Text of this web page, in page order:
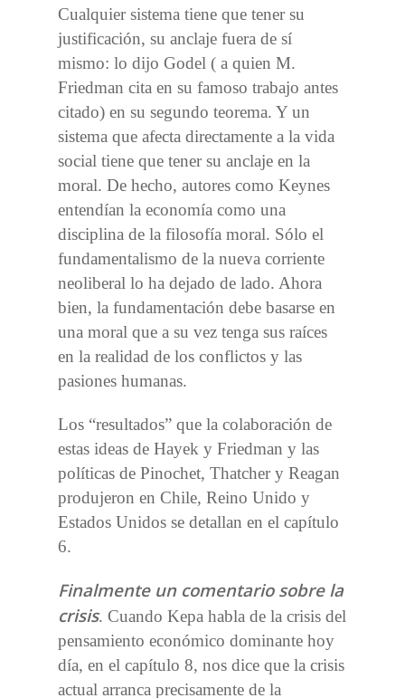
Cualquier sistema tiene que tener su
justificación, su anclaje fuera de sí
mismo: lo dijo Godel ( a quien M.
Friedman cita en su famoso trabajo antes
citado) en su segundo teorema. Y un
sistema que afecta directamente a la vida
social tiene que tener su anclaje en la
moral. De hecho, autores como Keynes
entendían la economía como una
disciplina de la filosofía moral. Sólo el
fundamentalismo de la nueva corriente
neoliberal lo ha dejado de lado. Ahora
bien, la fundamentación debe basarse en
una moral que a su vez tenga sus raíces
en la realidad de los conflictos y las
pasiones humanas.
Los “resultados” que la colaboración de
estas ideas de Hayek y Friedman y las
políticas de Pinochet, Thatcher y Reagan
produjeron en Chile, Reino Unido y
Estados Unidos se detallan en el capítulo
6.
Finalmente un comentario sobre la
crisis. Cuando Kepa habla de la crisis del
pensamiento económico dominante hoy
día, en el capítulo 8, nos dice que la crisis
actual arranca precisamente de la